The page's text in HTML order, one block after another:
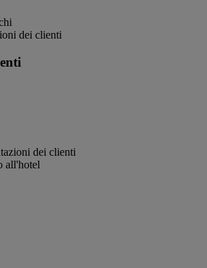
dei clienti
dei clienti
all'hotel